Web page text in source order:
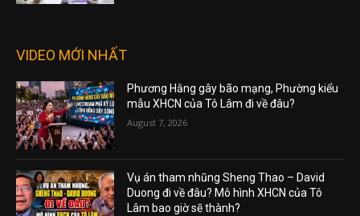
VIDEO MỚI NHẤT
Phương Hằng gây bão mạng, Phường kiểu
mẫu XHCN của Tô Lâm đi về đâu?
August 7, 2026
Vụ án tham nhũng Sheng Thao – David
Duong đi về đâu? Mô hình XHCN của Tô
Lâm bao giờ sẽ thành?